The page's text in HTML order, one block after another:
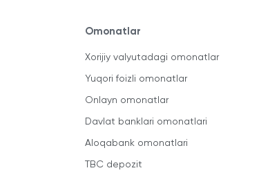
Omonatlar
Xorijiy valyutadagi omonatlar
Yuqori foizli omonatlar
Onlayn omonatlar
Davlat banklari omonatlari
Aloqabank omonatlari
TBC depozit